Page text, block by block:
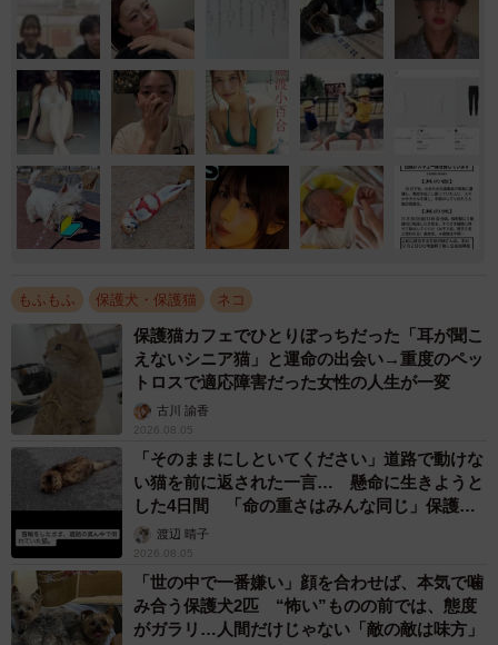
もふもふ 保護犬・保護猫 ネコ
保護猫カフェでひとりぼっちだった「耳が聞こ
えないシニア猫」と運命の出会い→重度のペッ
トロスで適応障害だった女性の人生が一変
古川 諭香
2026.08.05
「そのままにしといてください」道路で動けな
い猫を前に返された一言… 懸命に生きようと
した4日間 「命の重さはみんな同じ」保護団
体代表の訴え
渡辺 晴子
2026.08.05
「世の中で一番嫌い」顔を合わせば、本気で噛
み合う保護犬2匹 “怖い”ものの前では、態度
がガラリ…人間だけじゃない「敵の敵は味方」